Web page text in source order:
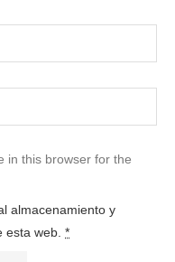
in this browser for the
almacenamiento y
web. *